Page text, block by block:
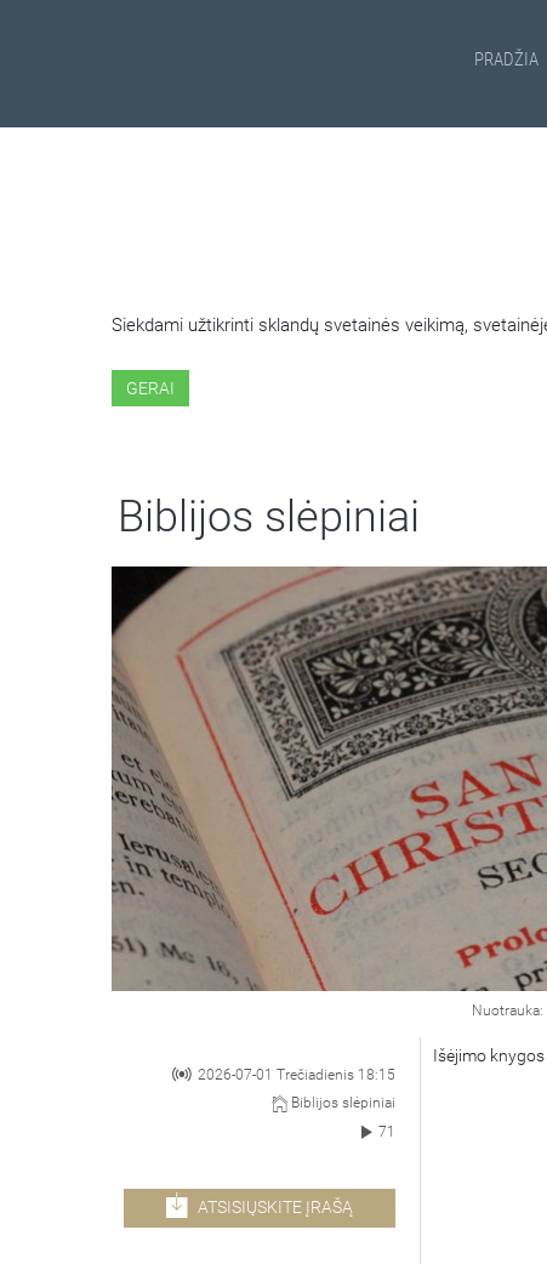
PRADŽIA
Siekdami užtikrinti sklandų svetainės veikimą,
GERAI
Biblijos slėpiniai
Nuotrauka:
2026-07-01 Trečiadienis 18:15
Biblijos slėpiniai
71
ATSISIŲSKITE ĮRAŠĄ
Išėjimo